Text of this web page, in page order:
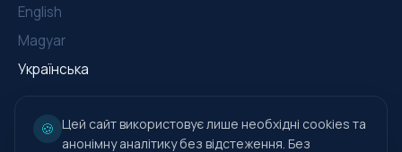
English
Magyar
Українська
🍪 Цей сайт використовує лише необхідні cookies та
анонімну аналітику без відстеження. Без